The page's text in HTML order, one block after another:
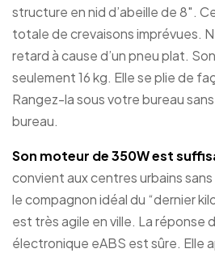
structure en nid d’abeille de 8″.
totale de crevaisons imprévues.
retard à cause d’un pneu plat.
seulement 16 kg. Elle se plie de
Rangez-la sous votre bureau
bureau.
Son moteur de 350W est
convient aux centres urbains
le compagnon idéal du “dernier
est très agile en ville. La réponse
électronique eABS est sûre. Elle